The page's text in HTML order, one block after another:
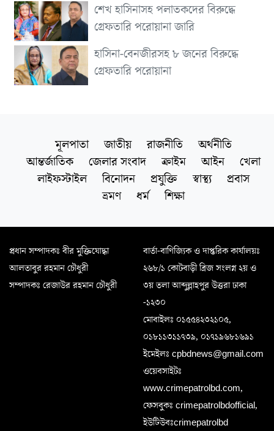
শেখ হাসিনাসহ পলাতকদের বিরুদ্ধে
গ্রেফতারি পরোয়ানা জারি
হাসিনা-বেনজীরসহ ৮ জনের বিরুদ্ধে
গ্রেফতারি পরোয়ানা
মূলপাতা জাতীয় রাজনীতি
অর্থনীতি
আন্তর্জাতিক
জেলার সংবাদ ক্রাইম আইন
খেলা
লাইফস্টাইল
বিনোদন প্রযুক্তি স্বাস্থ্য
প্রবাস
ভ্রমণ
ধর্ম শিক্ষা
প্রধান সম্পাদকঃ বীর মুক্তিযোদ্ধা
আলতাবুর রহমান চৌধুরী
সম্পাদকঃ রেজাউর রহমান চৌধুরী
বার্তা-বাণিজ্যিক ও দাপ্তরিক কার্যালয়ঃ
২৬৮/১ কোটবাড়ী ব্রিজ সংলগ্ন ২য় ও
৩য় তলা আব্দুল্লাহপুর উত্তরা ঢাকা
-১২৩০
মোবাইলঃ ০১৫৫৪২৩২১০৫,
০১৮১১৩১১৭৩৯, ০১৭১৯৬৮১৬৯১
ইমেইলঃ cpbdnews@gmail.com
ওয়েবসাইটঃ
www.crimepatrolbd.com,
ফেসবুকঃ crimepatrolbdofficial,
ইউটিউবঃcrimepatrolbd